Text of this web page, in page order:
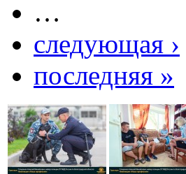
…
следующая ›
последняя »